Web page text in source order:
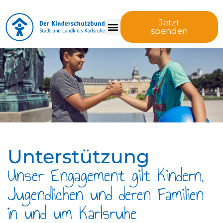
Jetzt
spenden
Unterstützung
Unser Engagement gilt Kindern,
Jugendlichen und deren Familien
in und um Karlsruhe